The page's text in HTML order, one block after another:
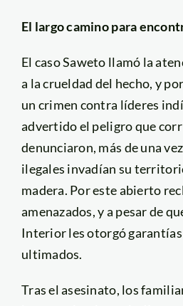
El largo camino para
El caso Saweto llamó la
a la crueldad del hecho, y
un crimen contra líderes
advertido el peligro que
denunciaron, más de una
ilegales invadían su
madera. Por este abierto
amenazados, y a pesar de
Interior les otorgó
ultimados.
Tras el asesinato, los